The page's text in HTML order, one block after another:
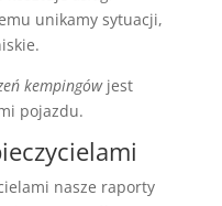
unikamy sytuacji,
kempingówjest
pojazdu.
nasze raporty